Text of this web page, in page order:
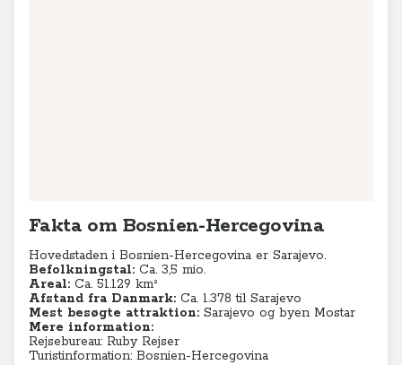
Fakta om Bosnien-Hercegovina
Hovedstaden i Bosnien-Hercegovina er Sarajevo.
Befolkningstal: Ca. 3,5 mio.
Areal: Ca. 51.129 km²
Afstand fra Danmark: Ca. 1.378 til Sarajevo
Mest besøgte attraktion: Sarajevo og byen Mostar
Mere information:
Rejsebureau: Ruby Rejser
Turistinformation: Bosnien-Hercegovina